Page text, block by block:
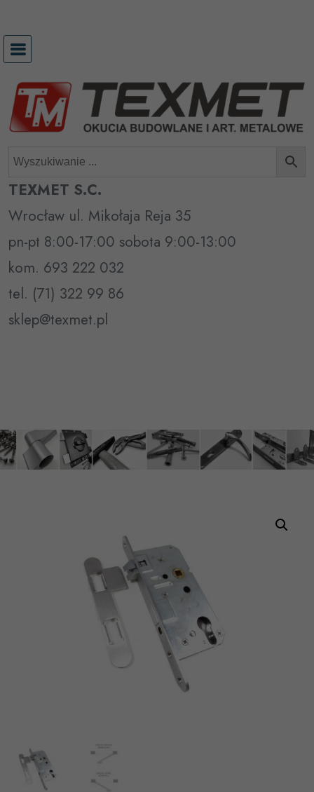
treści
TEXMET S.C.
Wrocław ul. Mikołaja Reja 35
pn-pt 8:00-17:00 sobota 9:00-13:00
kom. 693 222 032
tel. (71) 322 99 86
sklep@texmet.pl